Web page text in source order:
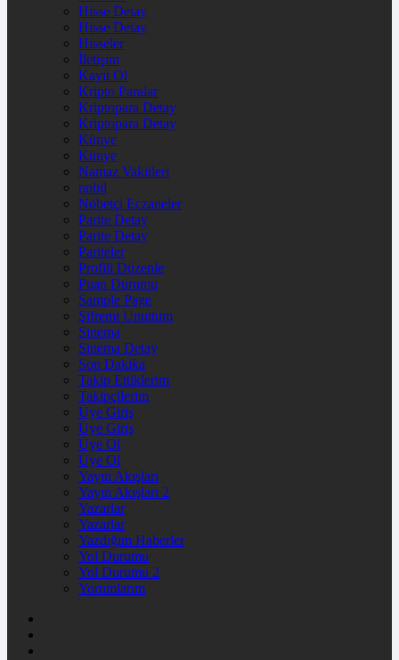
Hisse Detay
Hisse Detay
Hisseler
İletişim
Kayıt Ol
Kripto Paralar
Kriptopara Detay
Kriptopara Detay
Künye
Künye
Namaz Vakitleri
nnbil
Nöbetçi Eczaneler
Parite Detay
Parite Detay
Pariteler
Profili Düzenle
Puan Durumu
Sample Page
Şifremi Unuttum
Sinema
Sinema Detay
Son Dakika
Takip Ettiklerim
Takipçilerim
Üye Giriş
Üye Giriş
Üye Ol
Üye Ol
Yayın Akışları
Yayın Akışları 2
Yazarlar
Yazarlar
Yazdığım Haberler
Yol Durumu
Yol Durumu 2
Yorumlarım